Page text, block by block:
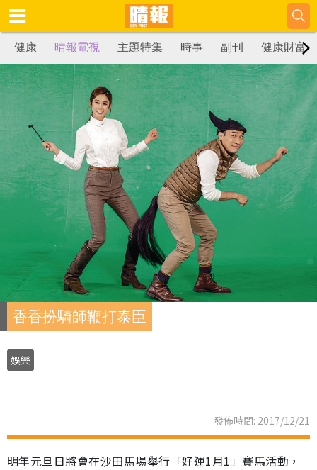
健康 晴報電視 主題特集 時事 副刊 健康財富
香香扮騎師鞭打泰臣
娛樂
發佈時間: 2017/12/21
明年元旦日將會在沙田馬場舉行「好運1月1」賽馬活動，